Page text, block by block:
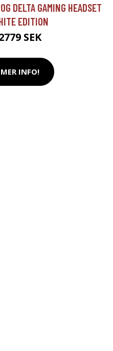
DELTA GAMING HEADSET
EDITION
SEK
MER INFO!